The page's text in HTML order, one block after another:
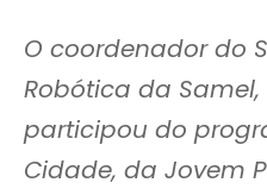
O coordenador do
Robótica da Samel,
participou do
Cidade, da Jovem